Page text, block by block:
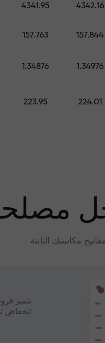
هدية تصل قيمتها إلى $1,500
4341.95 4342.16
157.763 157.844
1.34876 1.34976
223.95 224.01
مكاسبك الثابتة
تتميز
انخفاض